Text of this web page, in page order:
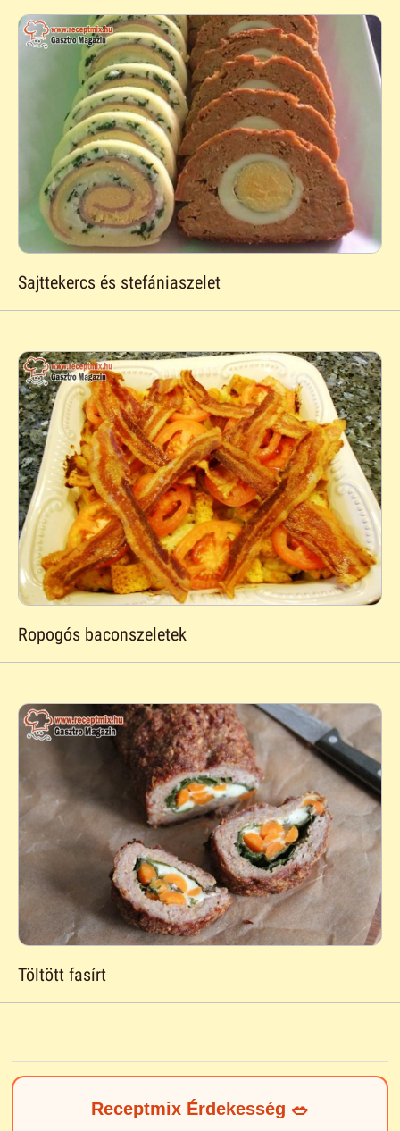
Sajttekercs és stefániaszelet
Ropogós baconszeletek
Töltött fasírt
Receptmix Érdekesség 🥗